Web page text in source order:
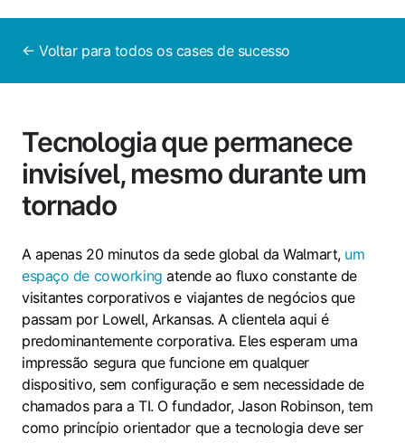
← Voltar para todos os cases de sucesso
Tecnologia que permanece
invisível, mesmo durante um
tornado
A apenas 20 minutos da sede global da Walmart, um
espaço de coworking atende ao fluxo constante de
visitantes corporativos e viajantes de negócios que
passam por Lowell, Arkansas. A clientela aqui é
predominantemente corporativa. Eles esperam uma
impressão segura que funcione em qualquer
dispositivo, sem configuração e sem necessidade de
chamados para a TI. O fundador, Jason Robinson, tem
como princípio orientador que a tecnologia deve ser